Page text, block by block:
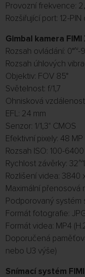
Provozní frekvence:
Rozšiřující port: 12-
Gimbal kamera FIMI
Rozsah ovládání: 0°~-
Rozsah úhlových
Objektiv: FOV 85°
Světelnost: f/1,7
Ohnisková
EFL: 24 mm
Senzor: 1/1,3" CMOS
Efektivní pixely: 48 MP
Rozsah ISO: 100-6400
Rychlost závěrky:
Rozlišení videa: 3840
Maximální přenosová
Podporovaný systém
Formát fotografie:
Formát videa: MP4
Doporučená
nebo U3 výše)
Snímací systém